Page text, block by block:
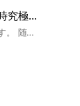
暗殺者対保安官2 100人達成時究極配布
ここは暗殺者対保安官2のオプです。 随時配布中。参加してね 価値など分からない時聞いてください。 オプ設立日 2026.01.14 #ロブロックス #暗殺者対保安官2